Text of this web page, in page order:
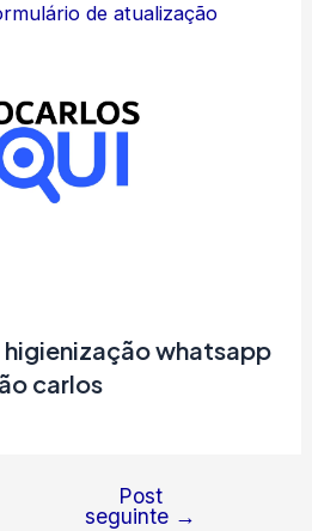
de atualização
whatsapp
carlos
Post
seguinte →